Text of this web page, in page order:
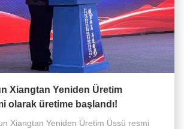
Xiangtan Yeniden Üretim
olarak üretime başlandı!
Xiangtan Yeniden Üretim Üssü resmi